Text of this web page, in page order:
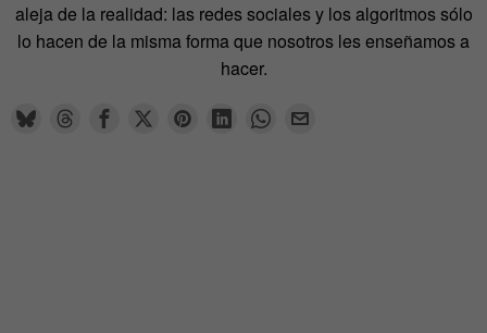
aleja de la realidad: las redes sociales y los algoritmos sólo
lo hacen de la misma forma que nosotros les enseñamos a
hacer.